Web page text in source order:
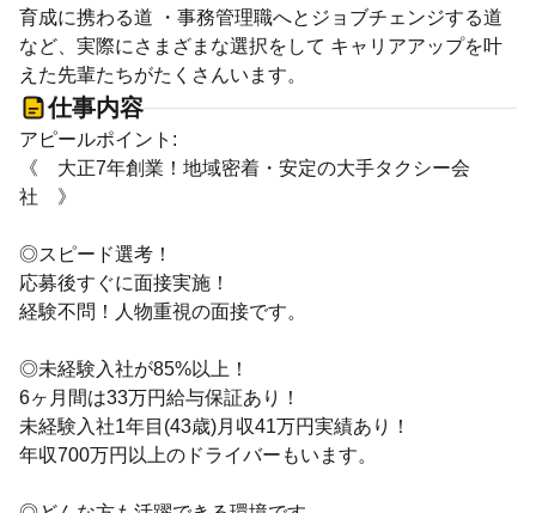
育成に携わる道 ・事務管理職へとジョブチェンジする道
など、実際にさまざまな選択をして キャリアアップを叶
えた先輩たちがたくさんいます。
仕事内容
アピールポイント:
《 大正7年創業！地域密着・安定の大手タクシー会
社 》
◎スピード選考！
応募後すぐに面接実施！
経験不問！人物重視の面接です。
◎未経験入社が85%以上！
6ヶ月間は33万円給与保証あり！
未経験入社1年目(43歳)月収41万円実績あり！
年収700万円以上のドライバーもいます。